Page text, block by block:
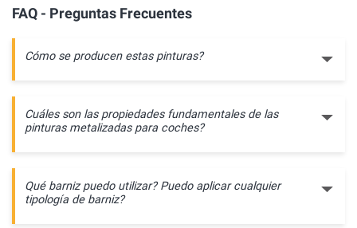
FAQ - Preguntas Frecuentes
Cómo se producen estas pinturas?
Cuáles son las propiedades fundamentales de las
pinturas metalizadas para coches?
Qué barniz puedo utilizar? Puedo aplicar cualquier
tipología de barniz?